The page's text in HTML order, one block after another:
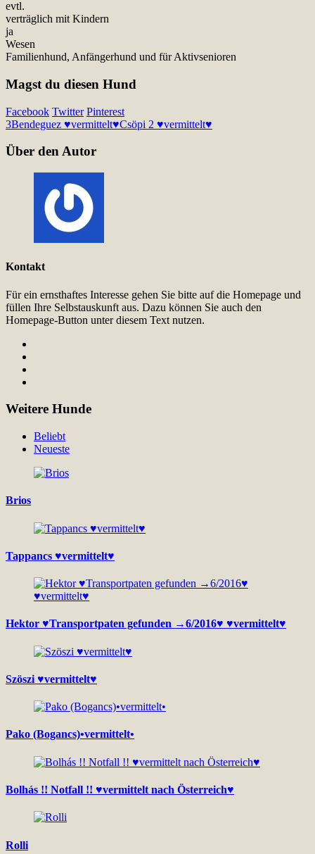
evtl.
verträglich mit Kindern
ja
Wesen
Familienhund, Anfängerhund und für Aktivsenioren
Magst du diesen Hund
Facebook Twitter Pinterest
3Bendeguez ♥vermittelt♥Csöpi 2 ♥vermittelt♥
Über den Autor
Kontakt
Für ein ernsthaftes Interesse gehen Sie bitte auf die Homepage und
füllen Ihre Selbstauskunft aus. Dazu können Sie auch den
Homepage-Button unter diesem Text nutzen.
Weitere Hunde
Beliebt
Neueste
Brios
Tappancs ♥vermittelt♥
Hektor ♥Transportpaten gefunden →6/2016♥ ♥vermittelt♥
Szöszi ♥vermittelt♥
Pako (Bogancs)•vermittelt•
Bolhás !! Notfall !! ♥vermittelt nach Österreich♥
Rolli